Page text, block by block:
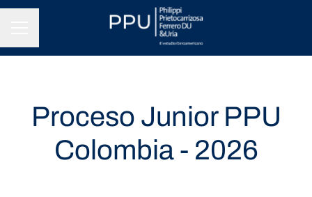
Proceso Junior PPU
Colombia - 2026